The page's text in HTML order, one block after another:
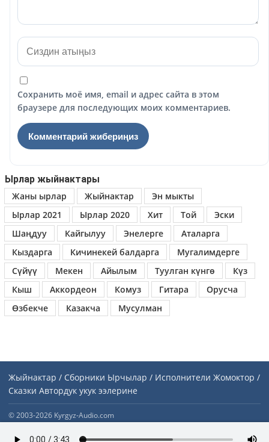
Сохранить моё имя, email и адрес сайта в этом
браузере для последующих моих комментариев.
Ырлар жыйнактары
Жаны ырлар
Жыйнактар
Эн мыкты
Ырлар 2021
Ырлар 2020 Хит Той
Эски
Шаңдуу
Кайгылуу Энелерге
Аталарга
Кыздарга
Кичинекей балдарга
Мугалимдерге
Сүйүү
Мекен Айылым Туулган күнгө
Күз
Кыш
Аккордеон Комуз Гитара
Орусча
Өзбекче
Казакча Мусулман
Жыйнактар / Сборники Ырчылар / Исполнители Жомоктор /
Сказки Автордук укук ээлерине
© 2003-2026 Kyrgyz-Audio.com